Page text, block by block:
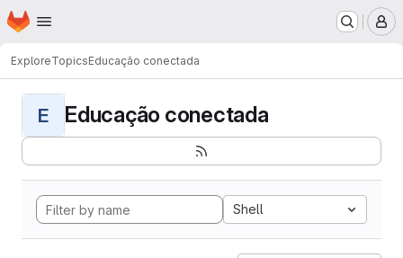
Skip to main content
Homepage
ExploreTopicsEducação conectada
E Educação conectada
Shell